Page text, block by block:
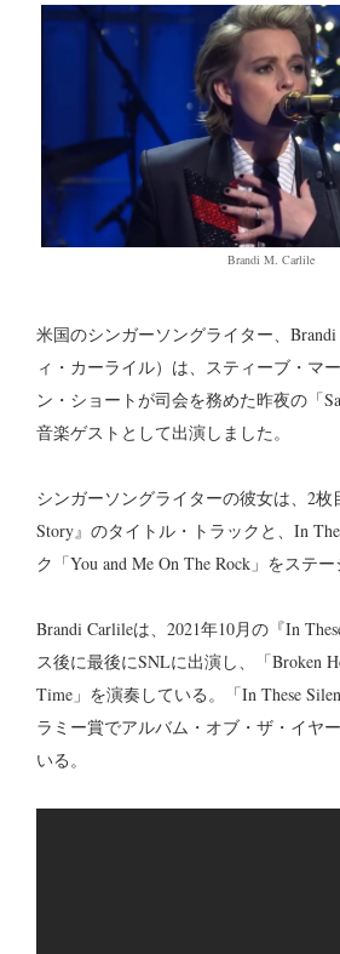
Brandi M. Carlile
米国のシンガーソングライター、
ィ・カーライル）は、スティーブ・マ
ン・ショートが司会を務めた昨夜の「
音楽ゲストとして出演しました。
シンガーソングライターの彼女は、2枚
Story』のタイトル・トラックと、In
ク「You and Me On The Rock」をステ
Brandi Carlileは、2021年10月の『In
ス後に最後にSNLに出演し、「Broken
Time」を演奏している。「In These
ラミー賞でアルバム・オブ・ザ・イヤ
いる。